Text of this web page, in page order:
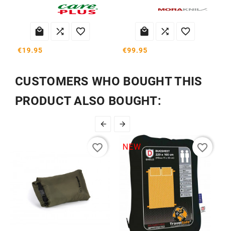
  
€19.95
  
€99.95
CUSTOMERS WHO BOUGHT THIS
PRODUCT ALSO BOUGHT:
 
favorite_border NEW favorite_border